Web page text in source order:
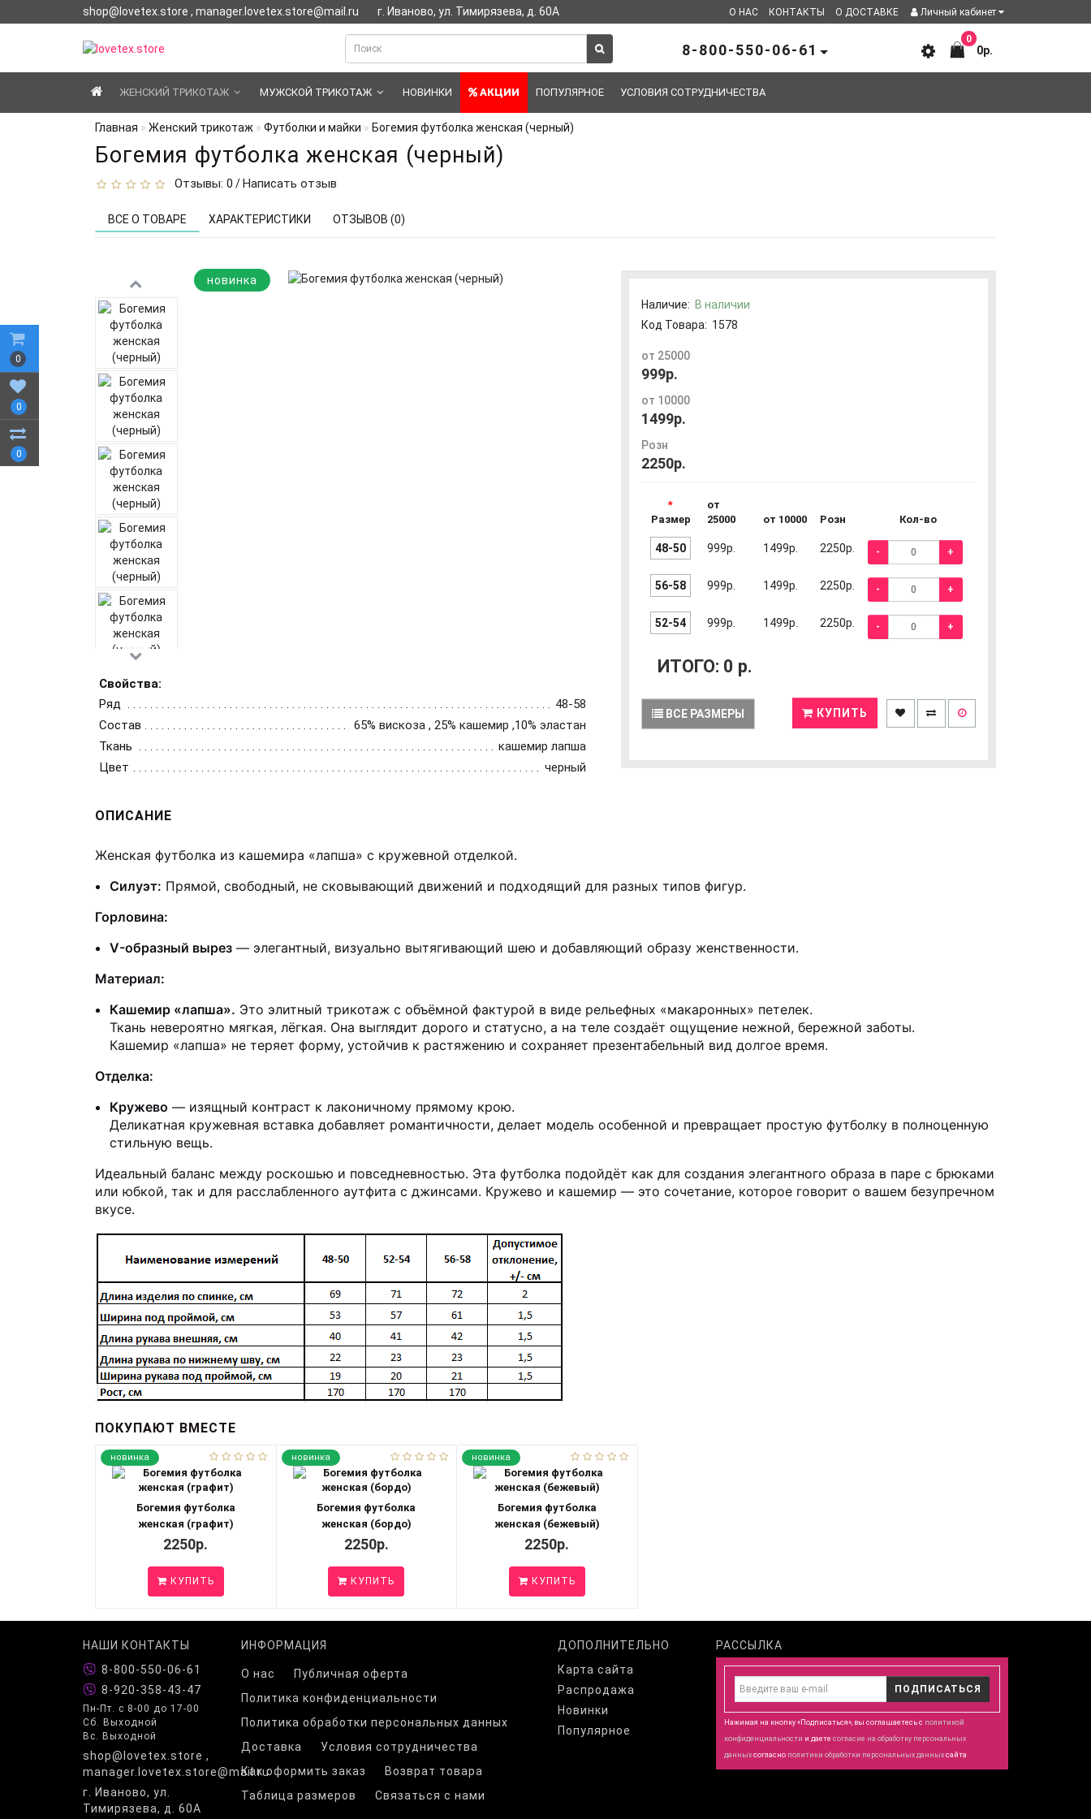
0
0
0
shop@lovetex.store , manager.lovetex.store@mail.ru г. Иваново, ул. Тимирязева, д. 60А О НАС КОНТАКТЫ О ДОСТАВКЕ Личный кабинет
0
0р.
8-800-550-06-61
ЖЕНСКИЙ ТРИКОТАЖ МУЖСКОЙ ТРИКОТАЖ НОВИНКИ АКЦИИ ПОПУЛЯРНОЕ УСЛОВИЯ СОТРУДНИЧЕСТВА
Главная Женский трикотаж Футболки и майки Богемия футболка женская (черный)
Богемия футболка женская (черный)
Отзывы: 0 /Написать отзыв
ВСЕ О ТОВАРЕ ХАРАКТЕРИСТИКИ ОТЗЫВОВ (0)
новинка
Свойства:
Ряд
48-58
Состав
65% вискоза , 25% кашемир ,10% эластан
Ткань
кашемир лапша
Цвет
черный
Наличие: В наличии
Код Товара: 1578
от 25000
999р.
от 10000
1499р.
Розн
2250р.
Размер
от
25000
от 10000 Розн Кол-во
48-50 999р. 1499р. 2250р. - +
56-58 999р. 1499р. 2250р. - +
52-54 999р. 1499р. 2250р. - +
ИТОГО: 0 р.
ВСЕ РАЗМЕРЫ КУПИТЬ
ОПИСАНИЕ
Женская футболка из кашемира «лапша» с кружевной отделкой.
Силуэт: Прямой, свободный, не сковывающий движений и подходящий для разных типов фигур.
Горловина:
V-образный вырез — элегантный, визуально вытягивающий шею и добавляющий образу женственности.
Материал:
Кашемир «лапша». Это элитный трикотаж с объёмной фактурой в виде рельефных «макаронных» петелек.
Ткань невероятно мягкая, лёгкая. Она выглядит дорого и статусно, а на теле создаёт ощущение нежной, бережной заботы.
Кашемир «лапша» не теряет форму, устойчив к растяжению и сохраняет презентабельный вид долгое время.
Отделка:
Кружево — изящный контраст к лаконичному прямому крою.
Деликатная кружевная вставка добавляет романтичности, делает модель особенной и превращает простую футболку в полноценную
стильную вещь.
Идеальный баланс между роскошью и повседневностью. Эта футболка подойдёт как для создания элегантного образа в паре с брюками
или юбкой, так и для расслабленного аутфита с джинсами. Кружево и кашемир — это сочетание, которое говорит о вашем безупречном
вкусе.
ПОКУПАЮТ ВМЕСТЕ
новинка
Богемия футболка
женская (графит)
2250р.
КУПИТЬ
новинка
Богемия футболка
женская (бордо)
2250р.
КУПИТЬ
новинка
Богемия футболка
женская (бежевый)
2250р.
КУПИТЬ
НАШИ КОНТАКТЫ
8-800-550-06-61
8-920-358-43-47
Пн-Пт. с 8-00 до 17-00
Сб. Выходной
Вс. Выходной
shop@lovetex.store ,
manager.lovetex.store@mail.ru
г. Иваново, ул.
Тимирязева, д. 60А
ИНФОРМАЦИЯ
О нас
Публичная оферта
Политика конфиденциальности
Политика обработки персональных данных
Доставка
Условия сотрудничества
Как оформить заказ
Возврат товара
Таблица размеров
Связаться с нами
ДОПОЛНИТЕЛЬНО
Карта сайта
Распродажа
Новинки
Популярное
РАССЫЛКА
ПОДПИСАТЬСЯ
Нажимая на кнопку «Подписаться», вы соглашаетесь с политикой
конфиденциальности и даете согласие на обработку персональных
данных согласно политики обработки персональных данных сайта